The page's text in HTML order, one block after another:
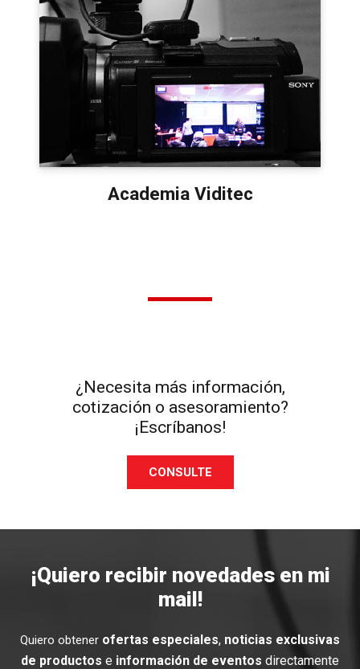
Academia Viditec
¿Necesita más información,
cotización o asesoramiento?
¡Escríbanos!
CONSULTE
¡Quiero recibir novedades en mi
mail!
Quiero obtener ofertas especiales, noticias exclusivas
de productos e información de eventos directamente